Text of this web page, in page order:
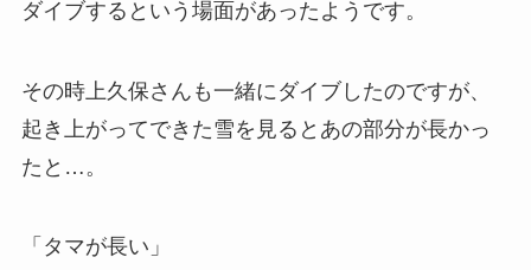
ダイブするという場面があったようです。
その時上久保さんも一緒にダイブしたのですが、
起き上がってできた雪を見るとあの部分が長かっ
たと…。
「タマが長い」